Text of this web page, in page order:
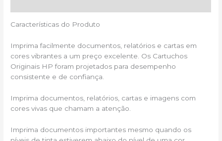
Características do Produto
Imprima facilmente documentos, relatórios e cartas em
cores vibrantes a um preço excelente. Os Cartuchos
Originais HP foram projetados para desempenho
consistente e de confiança.
Imprima documentos, relatórios, cartas e imagens com
cores vivas que chamam a atenção.
Imprima documentos importantes mesmo quando os